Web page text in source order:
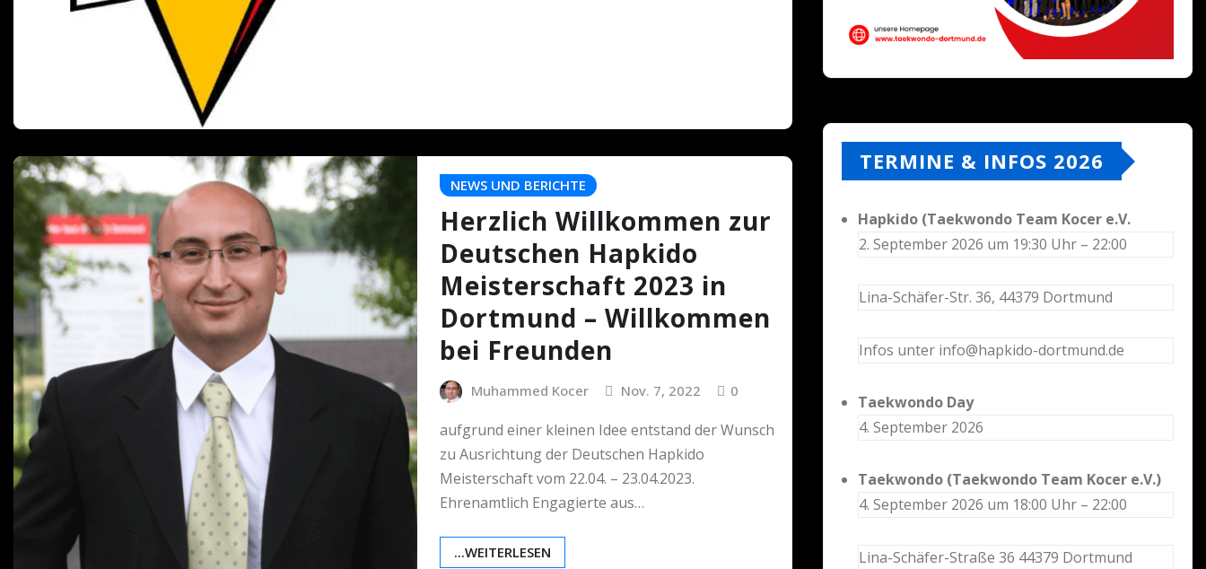
NEWS UND BERICHTE
Herzlich Willkommen zur
Deutschen Hapkido
Meisterschaft 2023 in
Dortmund – Willkommen
bei Freunden
Muhammed Kocer Nov. 7, 2022 0
aufgrund einer kleinen Idee entstand der Wunsch
zu Ausrichtung der Deutschen Hapkido
Meisterschaft vom 22.04. – 23.04.2023.
Ehrenamtlich Engagierte aus…
...WEITERLESEN
TERMINE & INFOS 2026
Hapkido (Taekwondo Team Kocer e.V.
2. September 2026 um 19:30 Uhr – 22:00
Lina-Schäfer-Str. 36, 44379 Dortmund
Infos unter info@hapkido-dortmund.de
Taekwondo Day
4. September 2026
Taekwondo (Taekwondo Team Kocer e.V.)
4. September 2026 um 18:00 Uhr – 22:00
Lina-Schäfer-Straße 36 44379 Dortmund